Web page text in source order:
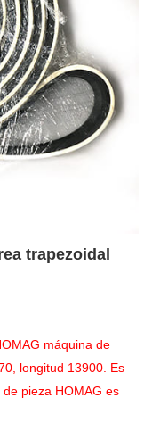
trapezoidal
máquina de
longitud 13900. Es
pieza HOMAG es